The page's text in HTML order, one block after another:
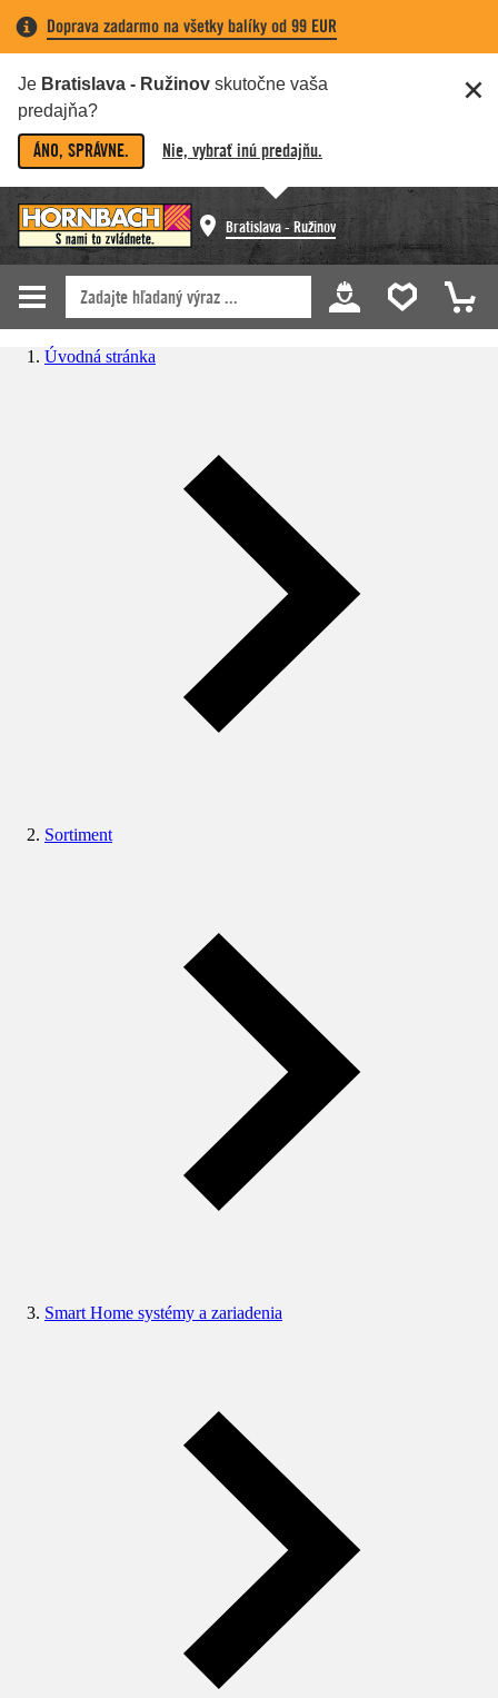
Doprava zadarmo na všetky balíky od 99 EUR
Je Bratislava - Ružinov skutočne vaša
predajňa?
ÁNO, SPRÁVNE. Nie, vybrať inú predajňu.
Bratislava - Ružinov
Úvodná stránka
Sortiment
Smart Home systémy a zariadenia